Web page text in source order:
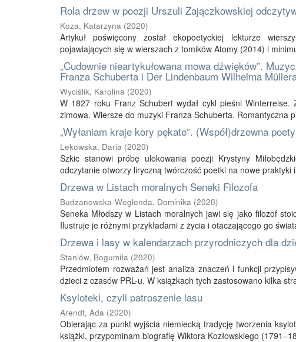
Rola drzew w poezji Urszuli Zajączkowskiej
Koza, Katarzyna (2020)
Artykuł poświęcony został ekopoetyckiej lekturze
pojawiających się w wierszach z tomików Atomy (2014) i
„Cudownie nieartykułowana mowa dźwięków”.
Franza Schuberta i Der Lindenbaum Wilhelma
Wyciślik, Karolina (2020)
W 1827 roku Franz Schubert wydał cykl pieśni
zimowa. Wiersze do muzyki Franza Schuberta. Romantyczna
„Wyłaniam kraje kory pękate”. (Współ)drzewna
Lekowska, Daria (2020)
Szkic stanowi próbę ulokowania poezji Krystyny
odczytanie otworzy liryczną twórczość poetki na nowe
Drzewa w Listach moralnych Seneki Filozofa
Budzanowska-Weglenda, Dominika (2020)
Seneka Młodszy w Listach moralnych jawi się jako filozof
Ilustruje je różnymi przykładami z życia i otaczającego go
Drzewa i lasy w kalendarzach przyrodniczych dla
Staniów, Bogumiła (2020)
Przedmiotem rozważań jest analiza znaczeń i funkcji
dzieci z czasów PRL-u. W książkach tych zastosowano kilka
Ksyloteki, czyli patroszenie lasu
Arendt, Ada (2020)
Obierając za punkt wyjścia niemiecką tradycję tworzenia
książki, przypominam biografię Wiktora Kozłowskiego